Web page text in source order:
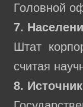
Головной
7.
Штат
считая
8.